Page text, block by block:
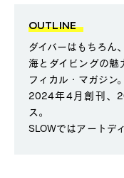
OUTLINE
ダイバーはもちろん
海とダイビングの魅
フィカル・マガジン。
2024年4月創刊、
ス。
SLOWではアートデ